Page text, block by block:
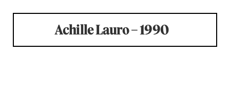
Achille Lauro – 1990